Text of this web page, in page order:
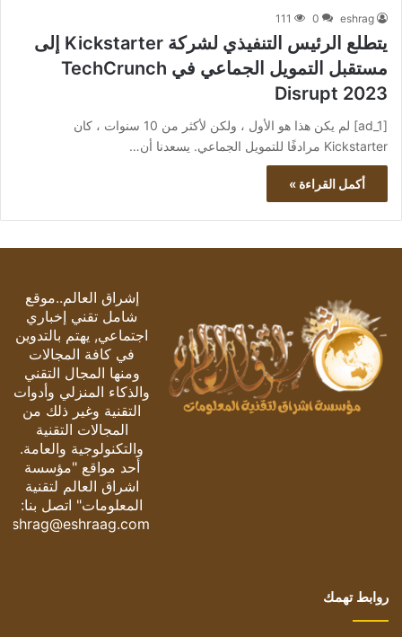
eshrag
0
111
يتطلع الرئيس التنفيذي لشركة Kickstarter إلى
مستقبل التمويل الجماعي في TechCrunch
Disrupt 2023
[ad_1] لم يكن هذا هو الأول ، ولكن لأكثر من 10 سنوات ، كان
Kickstarter مرادفًا للتمويل الجماعي. يسعدنا أن…
أكمل القراءة »
إشراق العالم..موقع
شامل تقني إخباري
اجتماعي, يهتم بالتدوين
في كافة المجالات
ومنها المجال التقني
والذكاء المنزلي وأدوات
التقنية وغير ذلك من
المجالات التقنية
والتكنولوجية والعامة.
أحد مواقع "مؤسسة
اشراق العالم لتقنية
المعلومات" اتصل بنا:
eshrag@eshraag.com
روابط تهمك